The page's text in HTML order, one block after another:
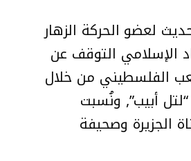
لعضو الحركة الزهار
الإسلامي التوقف عن
الفلسطيني من خلال
أبيب”, ونُسبت
الجزيرة وصحيفة